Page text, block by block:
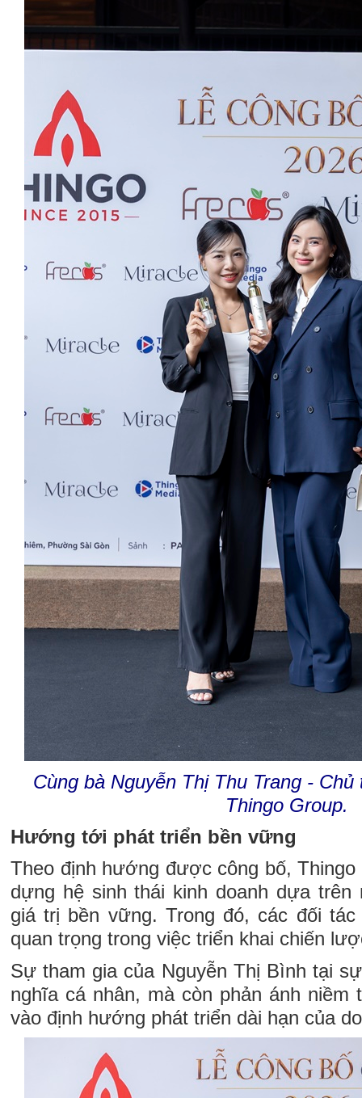
Cùng bà Nguyễn Thị Thu Trang -
Thingo Group.
Hướng tới phát triển bền vững
Theo định hướng được công bố,
dựng hệ sinh thái kinh doanh dựa trên
giá trị bền vững. Trong đó, các đối
quan trọng trong việc triển khai chiến
Sự tham gia của Nguyễn Thị Bình tại
nghĩa cá nhân, mà còn phản ánh niềm
vào định hướng phát triển dài hạn của